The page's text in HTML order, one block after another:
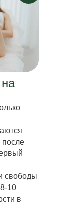
после
свободы
10
в